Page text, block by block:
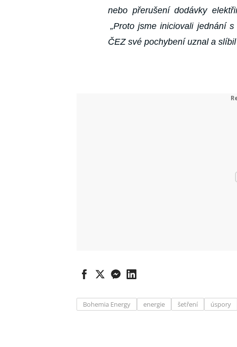
nebo přerušení dodávky
„Proto jsme iniciovali jednání
ČEZ své pochybení uznal a slíbil
Bohemia Energy energie šetření úspory